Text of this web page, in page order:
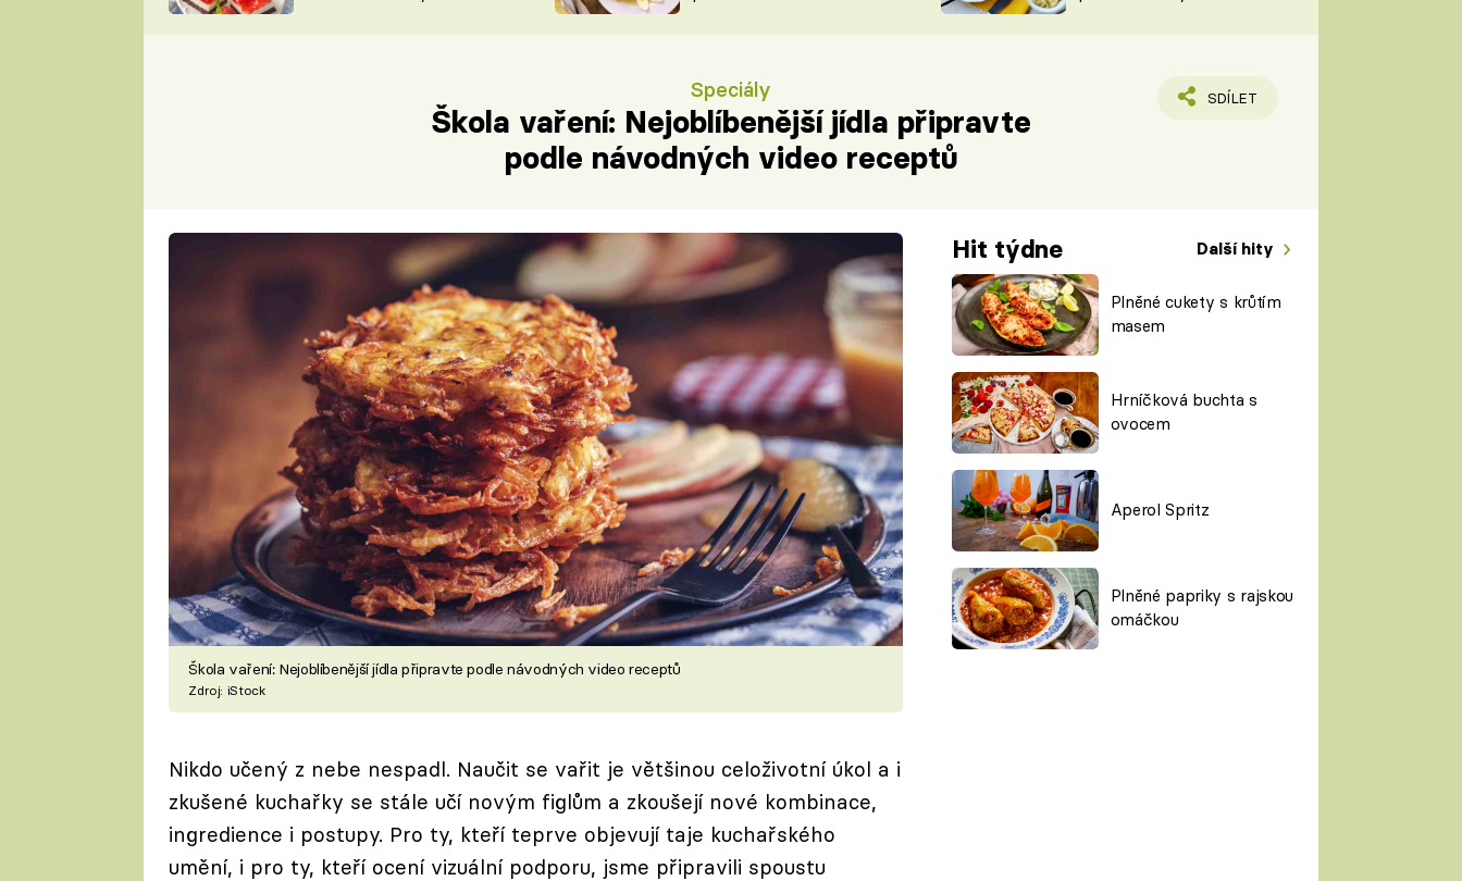
ŠÉFREDAKTORKY
Speciály
Škola vaření: Nejoblíbenější jídla připravte
podle návodných video receptů
SDÍLET
Škola vaření: Nejoblíbenější jídla připravte podle návodných video receptů
Zdroj: iStock
Nikdo učený z nebe nespadl. Naučit se vařit je většinou celoživotní úkol a i
zkušené kuchařky se stále učí novým figlům a zkoušejí nové kombinace,
ingredience i postupy. Pro ty, kteří teprve objevují taje kuchařského
umění, i pro ty, kteří ocení vizuální podporu, jsme připravili spoustu
Hit týdne Další hity
Plněné cukety s krůtím
masem
Hrníčková buchta s
ovocem
Aperol Spritz
Plněné papriky s rajskou
omáčkou